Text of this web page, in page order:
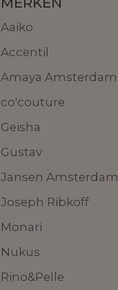
Aaiko
Accentil
Amaya Amsterdam
co'couture
Geisha
Gustav
Jansen Amsterdam
Joseph Ribkoff
Monari
Nukus
Rino&Pelle